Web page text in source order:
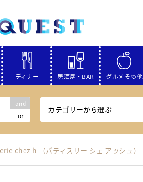
ディナー 居酒屋・BAR グルメその他
and
or
カテゴリーから選ぶ
chez h （パティスリー シェ アッシュ）